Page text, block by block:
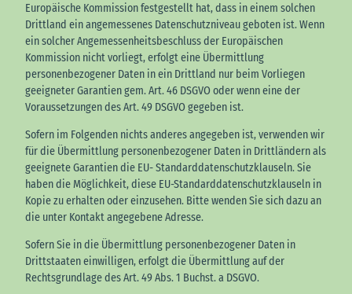
Europäische Kommission festgestellt hat, dass in einem solchen
Drittland ein angemessenes Datenschutzniveau geboten ist. Wenn
ein solcher Angemessenheitsbeschluss der Europäischen
Kommission nicht vorliegt, erfolgt eine Übermittlung
personenbezogener Daten in ein Drittland nur beim Vorliegen
geeigneter Garantien gem. Art. 46 DSGVO oder wenn eine der
Voraussetzungen des Art. 49 DSGVO gegeben ist.
Sofern im Folgenden nichts anderes angegeben ist, verwenden wir
für die Übermittlung personenbezogener Daten in Drittländern als
geeignete Garantien die EU- Standarddatenschutzklauseln. Sie
haben die Möglichkeit, diese EU-Standarddatenschutzklauseln in
Kopie zu erhalten oder einzusehen. Bitte wenden Sie sich dazu an
die unter Kontakt angegebene Adresse.
Sofern Sie in die Übermittlung personenbezogener Daten in
Drittstaaten einwilligen, erfolgt die Übermittlung auf der
Rechtsgrundlage des Art. 49 Abs. 1 Buchst. a DSGVO.